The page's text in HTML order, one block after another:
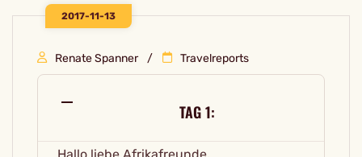
2017-11-13
Renate Spanner Travelreports
TAG 1: